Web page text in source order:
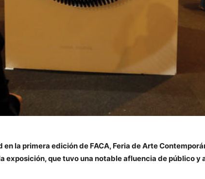
la primera edición de FACA, Feria de Arte
exposición, que tuvo una notable afluencia de público y